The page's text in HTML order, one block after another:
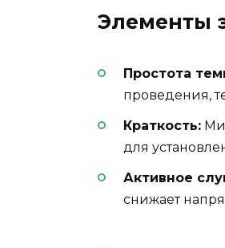
Элементы
Простота
проведения,
Краткость:
для
Активное
снижает